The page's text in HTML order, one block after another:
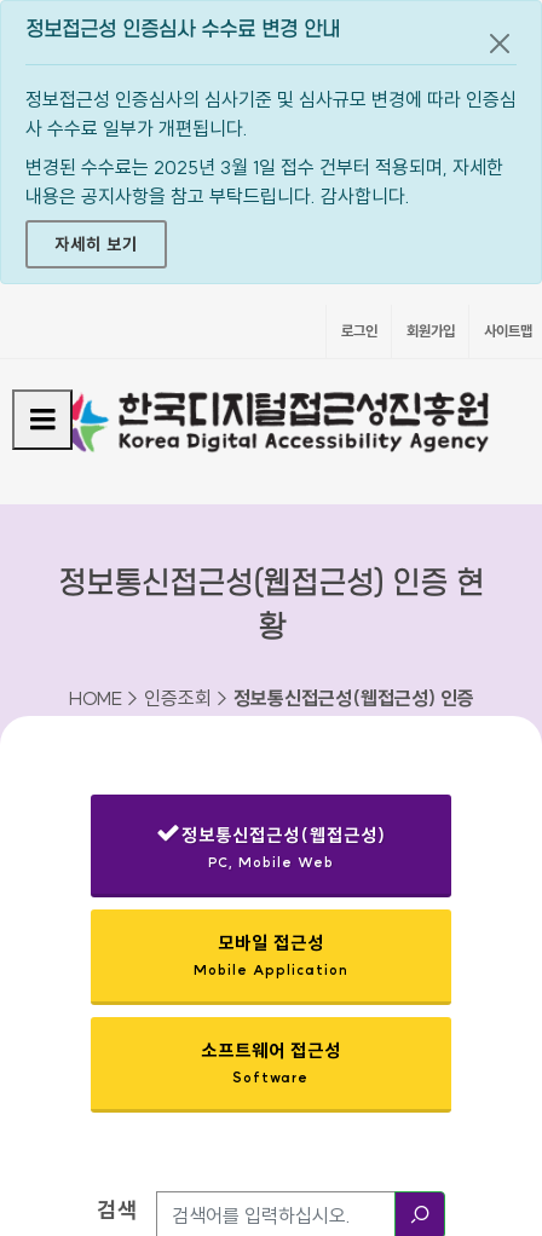
정보접근성 인증심사 수수료 변경 안내
정보접근성 인증심사의 심사기준 및 심사규모 변경에 따라 인증심
사 수수료 일부가 개편됩니다.
변경된 수수료는 2025년 3월 1일 접수 건부터 적용되며, 자세한
내용은 공지사항을 참고 부탁드립니다. 감사합니다.
자세히 보기
공지
로그인 회원가입 사이트맵
정보통신접근성(웹접근성) 인증 현
황
HOME > 인증조회 > 정보통신접근성(웹접근성) 인증
정보통신접근성(웹접근성)
PC, Mobile Web
모바일 접근성
Mobile Application
소프트웨어 접근성
Software
검색옵션
검색